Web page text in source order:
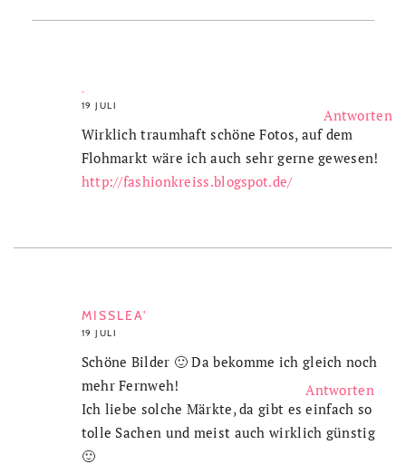
.
19 JULI
Wirklich traumhaft schöne Fotos, auf dem
Flohmarkt wäre ich auch sehr gerne gewesen!
http://fashionkreiss.blogspot.de/
MISSLEA'
19 JULI
Antworten
Schöne Bilder 🙂 Da bekomme ich gleich noch
mehr Fernweh!
Ich liebe solche Märkte, da gibt es einfach so
tolle Sachen und meist auch wirklich günstig
🙂
Antworten